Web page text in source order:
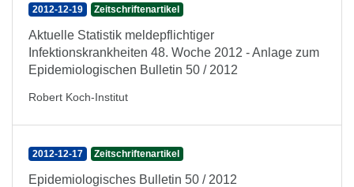
2012-12-19 Zeitschriftenartikel
Aktuelle Statistik meldepflichtiger
Infektionskrankheiten 48. Woche 2012 - Anlage zum
Epidemiologischen Bulletin 50 / 2012
Robert Koch-Institut
2012-12-17 Zeitschriftenartikel
Epidemiologisches Bulletin 50 / 2012